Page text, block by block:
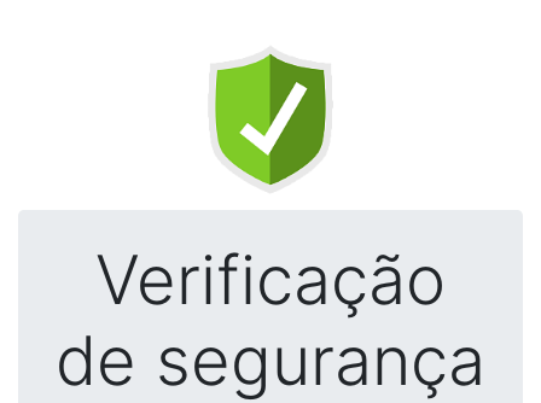
Verificação
de segurança